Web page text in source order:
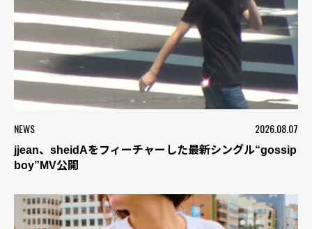
NEWS 2026.08.07
jjean、sheidAをフィーチャーした最新シングル“gossip
boy”MV公開